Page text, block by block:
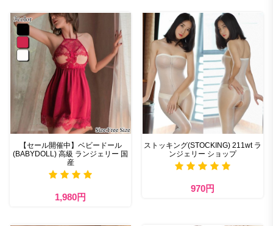
【セール開催中】ベビードール
(BABYDOLL) 高級 ランジェリー 国
産
1,980円
ストッキング(STOCKING) 211wt ラ
ンジェリー ショップ
970円